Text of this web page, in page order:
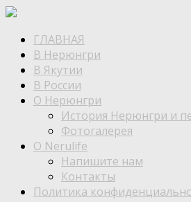
ГЛАВНАЯ
В Нерюнгри
В Якутии
В России
О Нерюнгри
История Нерюнгри и
Фотогалерея
О Nerulife
Напишите нам
Контакты
Политика